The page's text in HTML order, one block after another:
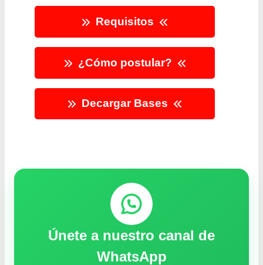
Requisitos
¿Cómo postular?
Decargar Bases
Únete a nuestro canal de
WhatsApp